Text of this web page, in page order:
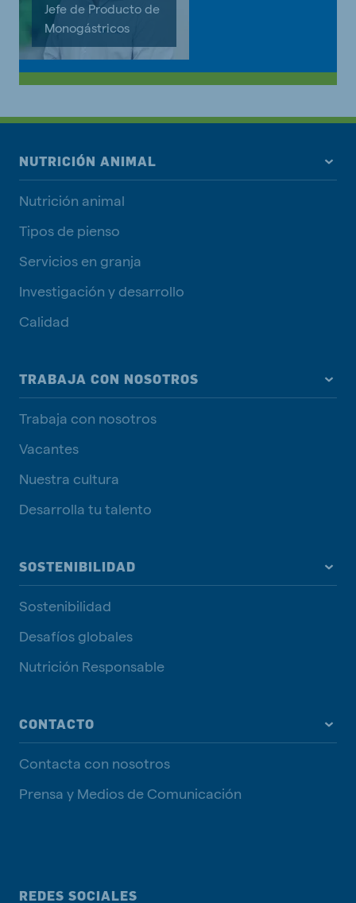
Jefe de Producto de
Monogástricos
NUTRICIÓN ANIMAL
Nutrición animal
Tipos de pienso
Servicios en granja
Investigación y desarrollo
Calidad
TRABAJA CON NOSOTROS
Trabaja con nosotros
Vacantes
Nuestra cultura
Desarrolla tu talento
SOSTENIBILIDAD
Sostenibilidad
Desafíos globales
Nutrición Responsable
CONTACTO
Contacta con nosotros
Prensa y Medios de Comunicación
REDES SOCIALES